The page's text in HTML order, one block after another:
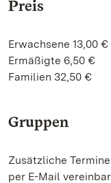
Preis
Erwachsene 13,00 €
Ermäßigte 6,50 €
Familien 32,50 €
Gruppen
Zusätzliche
per E-Mail